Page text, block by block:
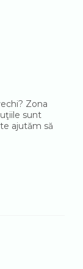
Zona
sunt
ajutăm să